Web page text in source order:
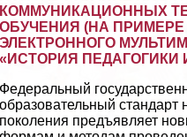
КОММУНИКАЦИОННЫХ
ОБУЧЕНИЯ (НА ПРИМЕРЕ
ЭЛЕКТРОННОГО
«ИСТОРИЯ ПЕДАГОГИКИ
Федеральный
образовательный стандарт
поколения предъявляет